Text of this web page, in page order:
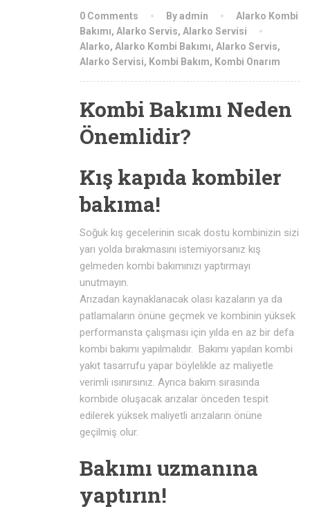
0 Comments By admin
Alarko Kombi
Bakımı, Alarko Servis, Alarko Servisi
Alarko, Alarko Kombi Bakımı, Alarko Servis,
Alarko Servisi, Kombi Bakım, Kombi Onarım
Kombi Bakımı Neden
Önemlidir?
Kış kapıda kombiler
bakıma!
Soğuk kış gecelerinin sıcak dostu kombinizin sizi
yarı yolda bırakmasını istemiyorsanız kış
gelmeden kombi bakımınızı yaptırmayı
unutmayın.
Arızadan kaynaklanacak olası kazaların ya da
patlamaların önüne geçmek ve kombinin yüksek
performansta çalışması için yılda en az bir defa
kombi bakımı yapılmalıdır. Bakımı yapılan kombi
yakıt tasarrufu yapar böylelikle az maliyetle
verimli ısınırsınız. Ayrıca bakım sırasında
kombide oluşacak arızalar önceden tespit
edilerek yüksek maliyetli arızaların önüne
geçilmiş olur.
Bakımı uzmanına
yaptırın!